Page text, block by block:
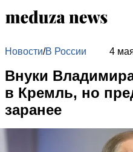
Новости/В России 4
Внуки
в Кремль, но
заранее